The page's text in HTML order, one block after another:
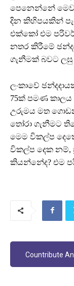
පෙනෙන්නේ
දින කිහිපයකින්
එක්කෝ එම
නතර කිරීමේ
ගැනීමක් බවට ලඝු
ලංකාවේ
75ක් පමණ කාලය
උරුමය මත
තෝරා ගැනීමට
මෙම විකල්ප
විකල්ප දෙක නම්,
කියන්නේද? එම
Countribute